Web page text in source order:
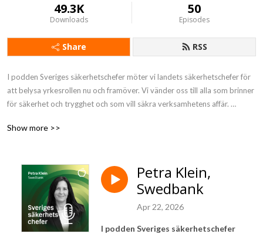
49.3K
Downloads
50
Episodes
Share RSS
I podden Sveriges säkerhetschefer möter vi landets säkerhetschefer för
att belysa yrkesrollen nu och framöver. Vi vänder oss till alla som brinner
för säkerhet och trygghet och som vill säkra verksamhetens affär.
Säkerhet, Secnet och Qnet.
Show more >>
Petra Klein,
Swedbank
Apr 22, 2026
I podden Sveriges säkerhetschefer